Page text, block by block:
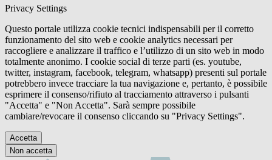
Privacy Settings
Questo portale utilizza cookie tecnici indispensabili per il corretto
funzionamento del sito web e cookie analytics necessari per
raccogliere e analizzare il traffico e l’utilizzo di un sito web in modo
totalmente anonimo. I cookie social di terze parti (es. youtube,
twitter, instagram, facebook, telegram, whatsapp) presenti sul portale
potrebbero invece tracciare la tua navigazione e, pertanto, è possibile
esprimere il consenso/rifiuto al tracciamento attraverso i pulsanti
"Accetta" e "Non Accetta". Sarà sempre possibile
cambiare/revocare il consenso cliccando su "Privacy Settings".
Accetta
Non accetta